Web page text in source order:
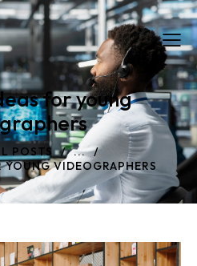
for young
POSTS
...
VIDEOGRAPHERS